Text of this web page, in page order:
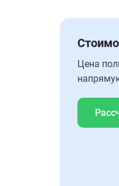
Цена